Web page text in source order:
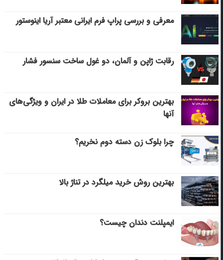
معرفی و بررسی پراپ فرم ایرانی معتبر آریا اینوستور
رقابت ژاپن و آلمان، دو غول ساخت سنسور فشار
بهترین بروکر برای معاملات طلا در ایران و ویژگی‌های
آنها
چرا بلوک زن دسته دوم نخریم؟
بهترین روش خرید میلگرد در تناژ بالا
ایمپلنت دندان چیست؟